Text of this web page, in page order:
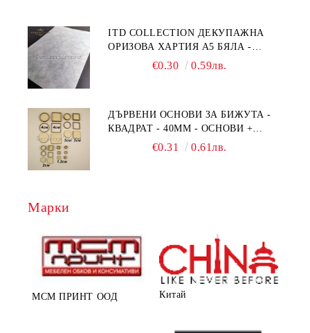
ITD COLLECTION ДЕКУПАЖНА
ОРИЗОВА ХАРТИЯ А5 БЯЛА -
€0.30 0.59лв.
ДЪРВЕНИ ОСНОВИ ЗА БИЖУТА -
КВАДРАТ - 40ММ - ОСНОВИ +
€0.31 0.61лв.
Марки
МСМ ПРИНТ ООД Китай